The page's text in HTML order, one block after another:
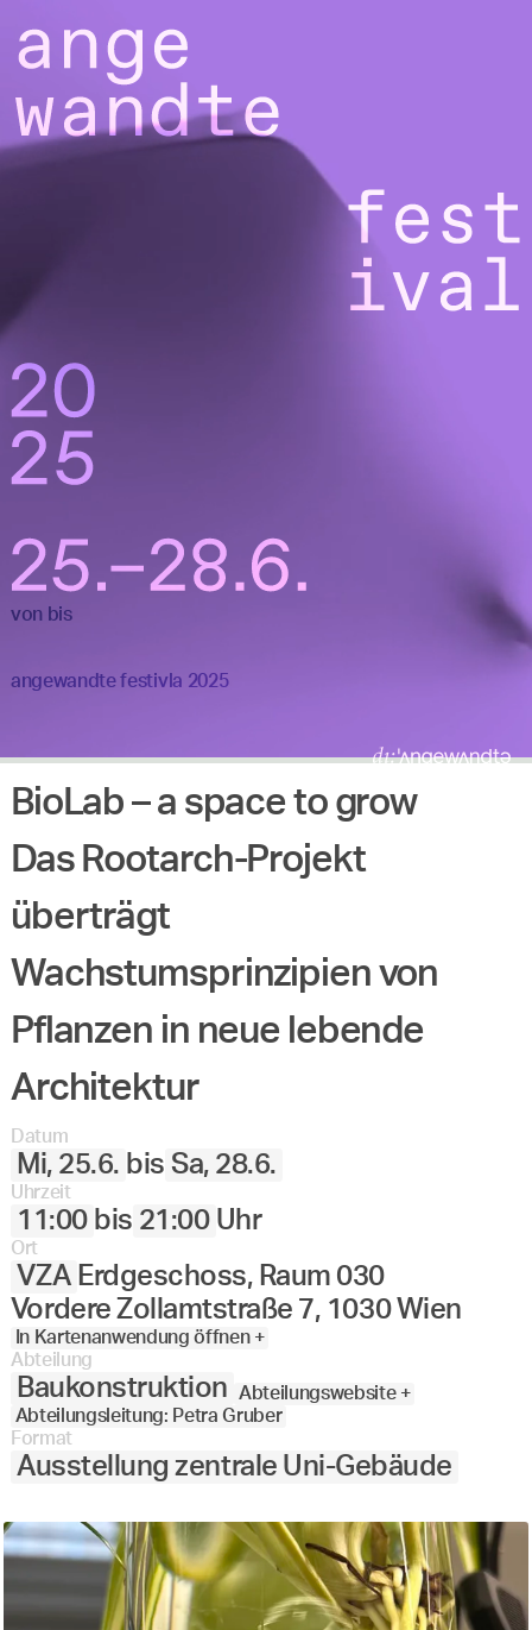
angewandte festivla 2025
von bis
BioLab – a space to grow
Das Rootarch-Projekt
überträgt
Wachstumsprinzipien von
Pflanzen in neue lebende
Architektur
Datum
Mi, 25.6. bis Sa, 28.6.
Uhrzeit
11:00 bis 21:00 Uhr
Ort
VZA Erdgeschoss, Raum 030
Vordere Zollamtstraße 7, 1030 Wien
In Kartenanwendung öffnen +
Abteilung
Baukonstruktion
Abteilungswebsite +
Abteilungsleitung: Petra Gruber
Format
Ausstellung zentrale Uni-Gebäude